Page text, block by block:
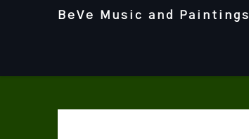
BeVe Music and Paintings